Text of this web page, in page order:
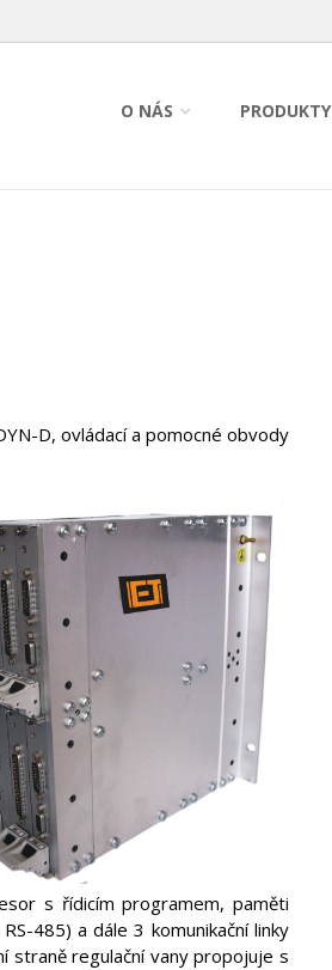
O NÁS PRODUKTY
D, ovládací a pomocné obvody
s řídicím programem, paměti
485) a dále 3 komunikační linky
straně regulační vany propojuje s